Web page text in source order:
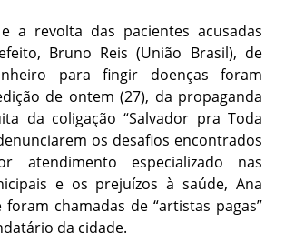
a revolta das pacientes acusadas
Bruno Reis (União Brasil), de
para fingir doenças foram
de ontem (27), da propaganda
da coligação “Salvador pra Toda
os desafios encontrados
atendimento especializado nas
e os prejuízos à saúde, Ana
foram chamadas de “artistas pagas”
da cidade.